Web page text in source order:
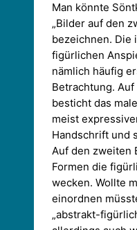
Man könnte
„Bilder auf den
bezeichnen. Die
figürlichen
nämlich häufig
Betrachtung.
besticht das
meist
Handschrift und
Auf den zweiten
Formen die
wecken. Wollte
einordnen
„abstrakt-